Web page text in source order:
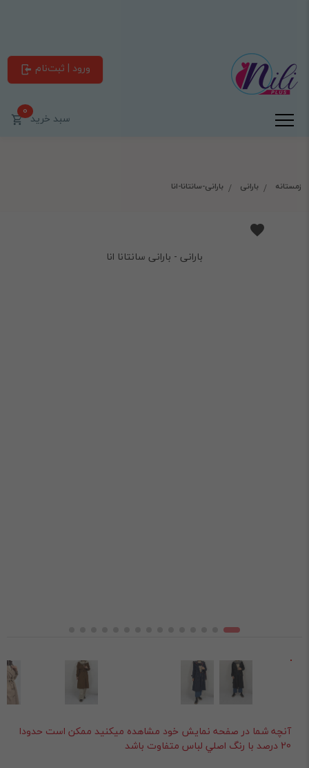
ورود | ثبت‌نام
سبد خرید0
زمستانه بارانی بارانی-سانتانا-انا
بارانی - بارانی سانتانا انا
آنچه شما در صفحه نمايش خود مشاهده ميکنيد ممکن است حدودا
20 درصد با رنگ اصلي لباس متفاوت باشد